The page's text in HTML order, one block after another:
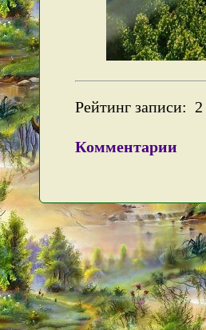
Рейтинг записи: 2
Комментарии